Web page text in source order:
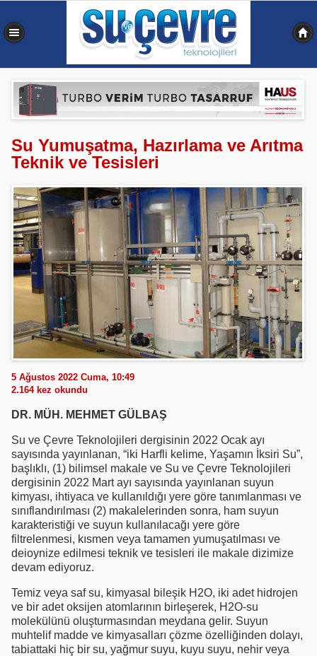
Su Yumuşatma, Hazırlama ve Arıtma
Teknik ve Tesisleri
5 Ağustos 2022 Cuma, 10:49
2.164kez okundu
DR. MÜH. MEHMET GÜLBAŞ
Su ve Çevre Teknolojileri dergisinin 2022 Ocak ayı
sayısında yayınlanan, “iki Harfli kelime, Yaşamın İksiri Su”,
başlıklı, (1) bilimsel makale ve Su ve Çevre Teknolojileri
dergisinin 2022 Mart ayı sayısında yayınlanan suyun
kimyası, ihtiyaca ve kullanıldığı yere göre tanımlanması ve
sınıflandırılması (2) makalelerinden sonra, ham suyun
karakteristiği ve suyun kullanılacağı yere göre
filtrelenmesi, kısmen veya tamamen yumuşatılması ve
deioynize edilmesi teknik ve tesisleri ile makale dizimize
devam ediyoruz.
Temiz veya saf su, kimyasal bileşik H2O, iki adet hidrojen
ve bir adet oksijen atomlarının birleşerek, H2O-su
molekülünü oluşturmasından meydana gelir. Suyun
muhtelif madde ve kimyasalları çözme özelliğinden dolayı,
tabiattaki hiç bir su, yağmur suyu, kuyu suyu, nehir veya
0,332 sn